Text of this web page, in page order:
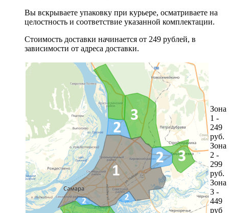
Вы вскрываете упаковку при курьере, осматриваете на
целостность и соответствие указанной комплектации.
Стоимость доставки начинается от 249 рублей, в
зависимости от адреса доставки.
Зона
1 -
249
руб.
Зона
2 -
299
руб.
Зона
3 -
449
руб